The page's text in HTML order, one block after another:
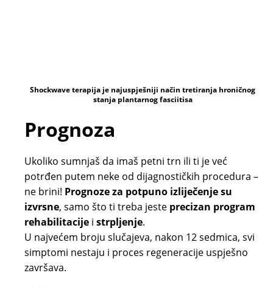
Shockwave terapija je najuspješniji način tretiranja hroničnog
stanja plantarnog fasciitisa
Prognoza
Ukoliko sumnjaš da imaš petni trn ili ti je već
potrđen putem neke od dijagnostičkih procedura –
ne brini! Prognoze za potpuno izliječenje su
izvrsne, samo što ti treba jeste precizan program
rehabilitacije i strpljenje.
U najvećem broju slučajeva, nakon 12 sedmica, svi
simptomi nestaju i proces regeneracije uspješno
završava.